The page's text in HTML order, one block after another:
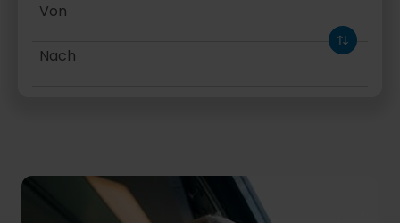
Von
Nach